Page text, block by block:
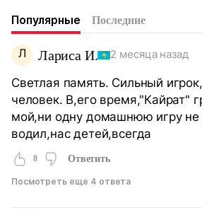
Популярные Последние
Л Лариса И. 2 месяца назад
Светлая память. Сильный
человек. В,его время,"Кайрат"
мой,ни одну домашнюю игру не
водил,нас детей,всегда
8 Ответить
Посмотреть еще 4 ответа